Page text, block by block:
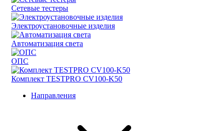
Сетевые тестеры
Электроустановочные изделия
Автоматизация света
ОПС
Комплект TESTPRO CV100-K50
Направления